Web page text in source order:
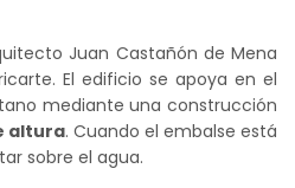
Juan Castañón de Mena
El edificio se apoya en el
mediante una construcción
altura. Cuando el embalse está
sobre el agua.